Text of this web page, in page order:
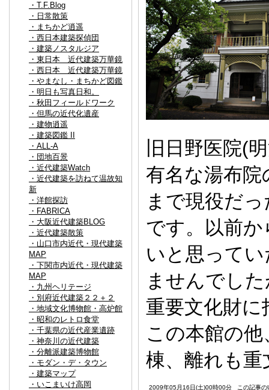
・T.F.Blog
・日常散策
・まちかど逍遥
・西日本建築探偵団
・建築ノスタルジア
・東日本 近代建築万華鏡
・西日本 近代建築万華鏡
・やまなし・まちかど図鑑
・明日も写真日和。
・秋田フィールドワーク
・但馬の近代化遺産
・建物逍遥
・建築図鑑 II
・ALL-A
・団地百景
・近代建築Watch
・近代建築を訪ねて温故知
新
・洋館探訪
・FABRICA
・大阪近代建築BLOG
・近代建築散策
・山口市内近代・現代建築
MAP
・下関市内近代・現代建築
MAP
・九州ヘリテージ
・別府近代建築２２＋２
・地域文化博物館・高炉館
・昭和のレトロ食堂
・千葉県の近代産業遺跡
・神奈川の近代建築
・分離派建築博物館
・モダン・デ・タウン
・建築マップ
・いこまいけ高岡
旧日野医院(
有名な湯布
まで現役だ
です。以前
いと思って
ませんでし
重要文化財
この本館の
棟、離れも重
2009年05月16日(土)00時00分 この記事の